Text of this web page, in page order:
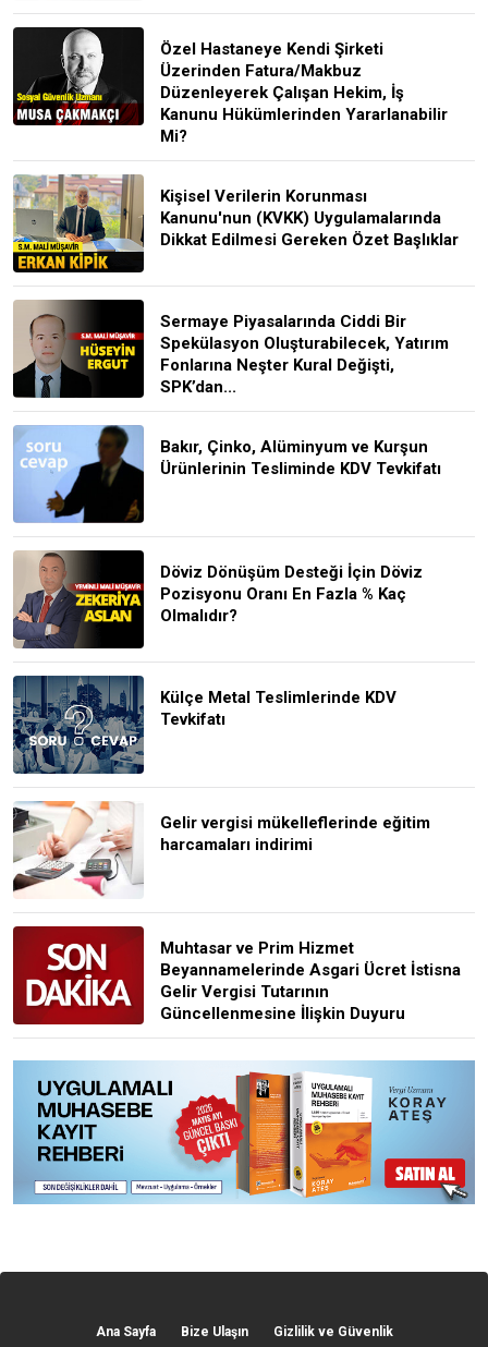
Özel Hastaneye Kendi Şirketi
Üzerinden Fatura/Makbuz
Düzenleyerek Çalışan Hekim, İş
Kanunu Hükümlerinden Yararlanabilir
Mi?
Kişisel Verilerin Korunması
Kanunu'nun (KVKK) Uygulamalarında
Dikkat Edilmesi Gereken Özet Başlıklar
Sermaye Piyasalarında Ciddi Bir
Spekülasyon Oluşturabilecek, Yatırım
Fonlarına Neşter Kural Değişti,
SPK’dan...
Bakır, Çinko, Alüminyum ve Kurşun
Ürünlerinin Tesliminde KDV Tevkifatı
Döviz Dönüşüm Desteği İçin Döviz
Pozisyonu Oranı En Fazla % Kaç
Olmalıdır?
Külçe Metal Teslimlerinde KDV
Tevkifatı
Gelir vergisi mükelleflerinde eğitim
harcamaları indirimi
Muhtasar ve Prim Hizmet
Beyannamelerinde Asgari Ücret İstisna
Gelir Vergisi Tutarının
Güncellenmesine İlişkin Duyuru
Ana Sayfa Bize Ulaşın Gizlilik ve Güvenlik